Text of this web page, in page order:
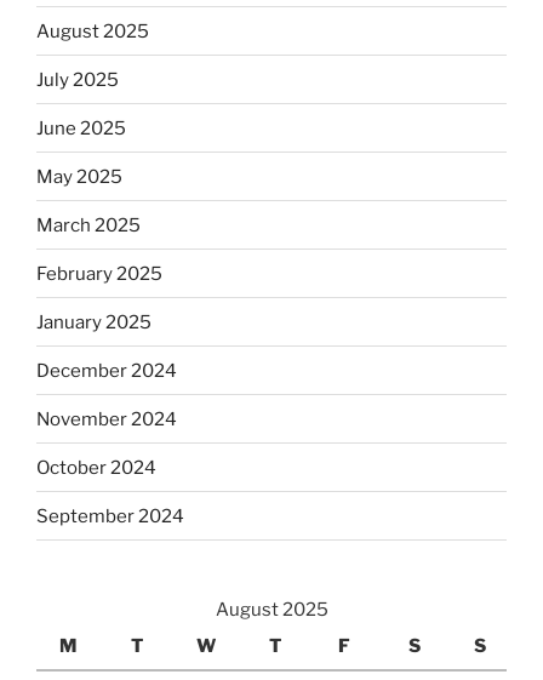
August 2025
July 2025
June 2025
May 2025
March 2025
February 2025
January 2025
December 2024
November 2024
October 2024
September 2024
August 2025
M
T W T F S S